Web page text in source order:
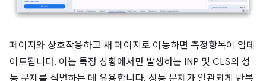
페이지와 상호작용하고 새 페이지로 이동하면 측정항목이 업데
이트됩니다. 이는 특정 상황에서만 발생하는 INP 및 CLS의 성
능 문제를 식별하는 데 유용합니다. 성능 문제가 일관되게 반복